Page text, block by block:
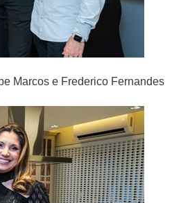
Marcos e Frederico Fernandes